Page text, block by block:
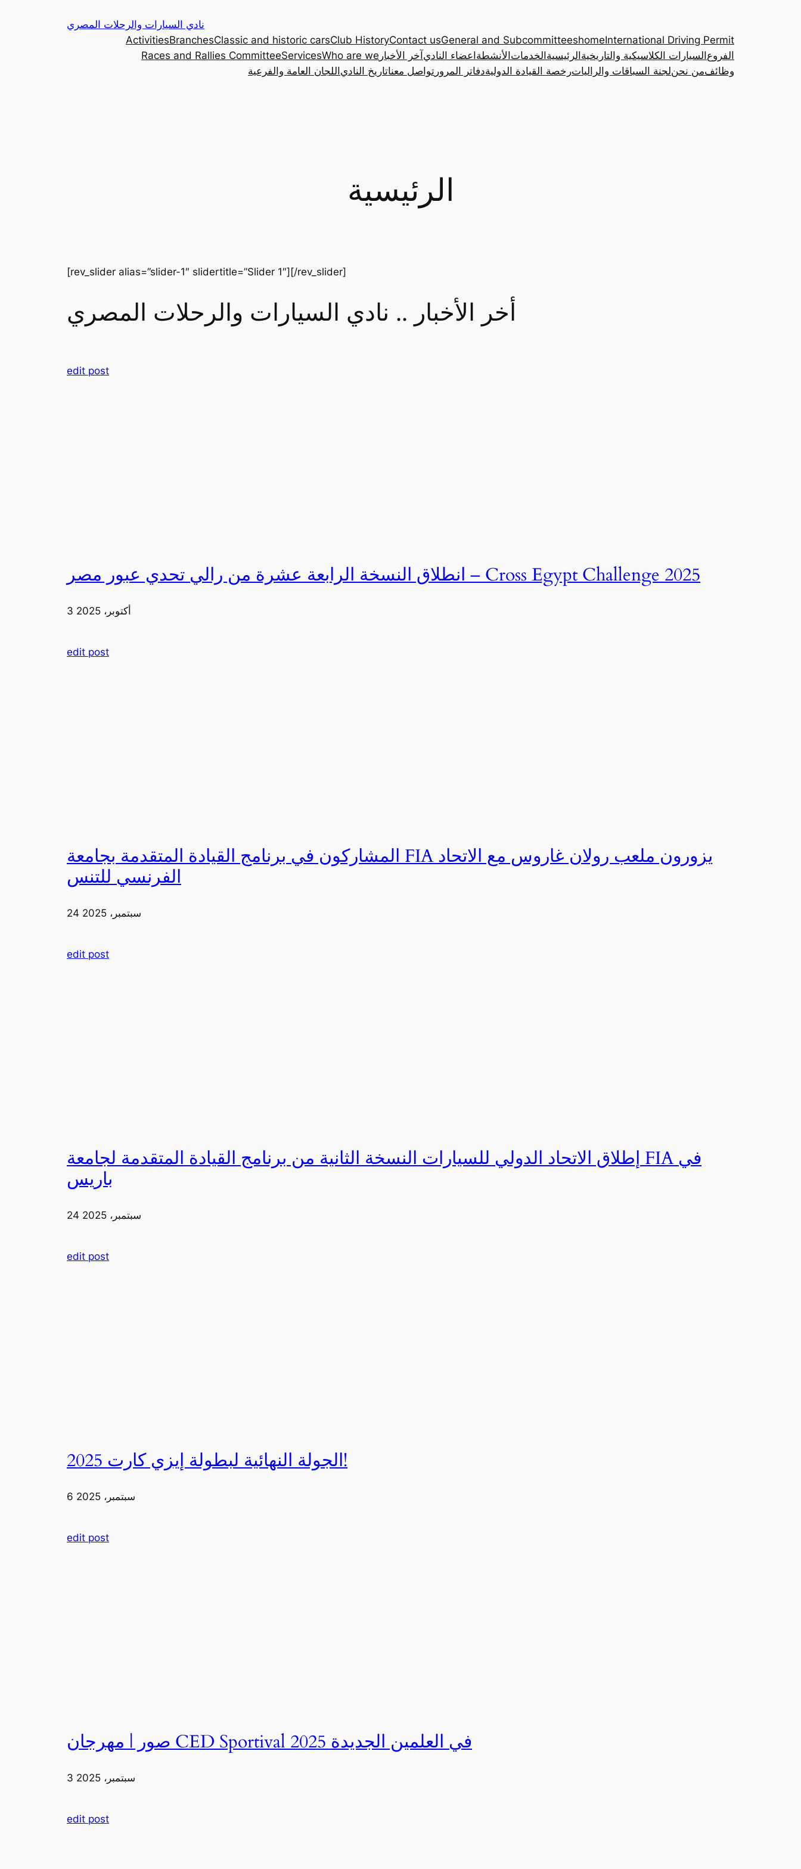
نادي السيارات والرحلات المصري
ActivitiesBranchesClassic and historic carsClub HistoryContact usGeneral and SubcommitteeshomeInternational Driving Permit
Races and Rallies CommitteeServicesWho are we آخر الأخبار اعضاء النادي الأنشطة الخدمات الرئيسية السيارات الكلاسيكية والتاريخية الفروع
اللجان العامة والفرعية تاريخ الناديتواصل معنا دفاتر المروررخصة القيادة الدوليةلجنة السباقات والرالياتمن نحنوظائف
الرئيسية
[rev_slider alias=”slider-1″ slidertitle=”Slider 1″][/rev_slider]
أخر الأخبار .. نادي السيارات والرحلات المصري
edit post
انطلاق النسخة الرابعة عشرة من رالي تحدي عبور مصر – Cross Egypt Challenge 2025
3 أكتوبر، 2025
edit post
المشاركون في برنامج القيادة المتقدمة بجامعة FIA يزورون ملعب رولان غاروس مع الاتحاد
الفرنسي للتنس
24 سبتمبر، 2025
edit post
إطلاق الاتحاد الدولي للسيارات النسخة الثانية من برنامج القيادة المتقدمة لجامعة FIA في
باريس
24 سبتمبر، 2025
edit post
الجولة النهائية لبطولة إيزي كارت 2025!
6 سبتمبر، 2025
edit post
صور | مهرجان CED Sportival في العلمين الجديدة 2025
3 سبتمبر، 2025
edit post